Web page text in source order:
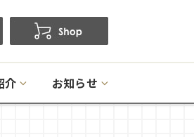
介 お知らせ